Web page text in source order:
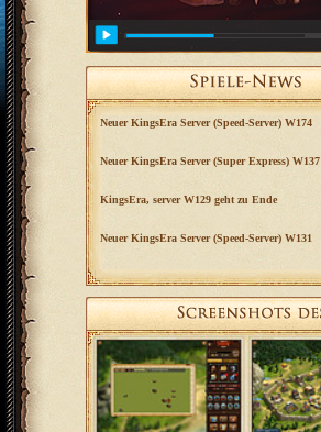
Neuer KingsEra Server (Speed-Server) W174
Neuer KingsEra Server (Super Express) W137
KingsEra, server W129 geht zu Ende
Neuer KingsEra Server (Speed-Server) W131